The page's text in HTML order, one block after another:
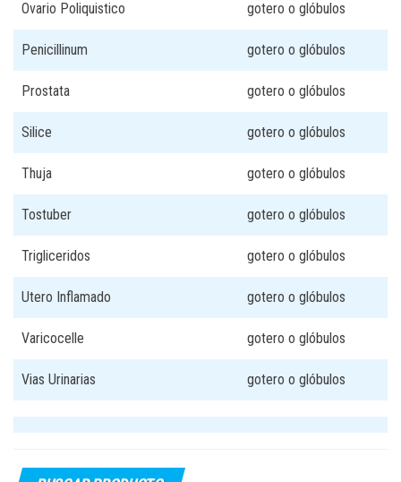
Ovario Poliquistico gotero o glóbulos
Penicillinum gotero o glóbulos
Prostata gotero o glóbulos
Silice gotero o glóbulos
Thuja gotero o glóbulos
Tostuber gotero o glóbulos
Trigliceridos gotero o glóbulos
Utero Inflamado gotero o glóbulos
Varicocelle gotero o glóbulos
Vias Urinarias gotero o glóbulos